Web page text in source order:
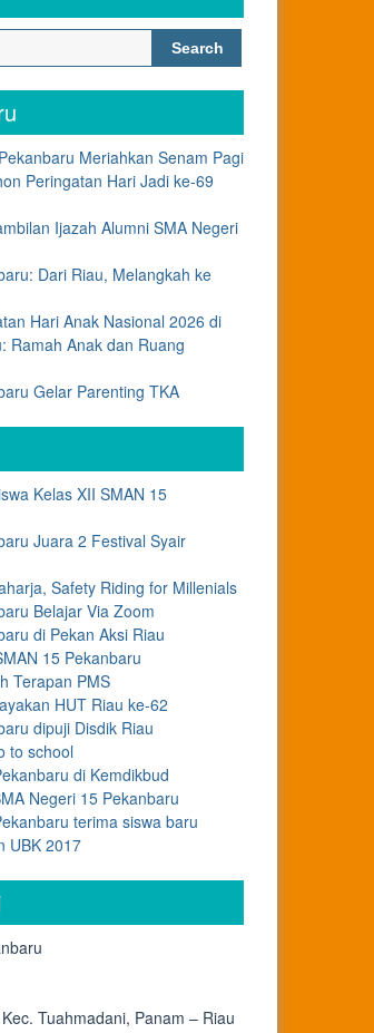
Search
for:
Meriahkan Senam Pagi
Peringatan Hari Jadi ke-69
Ijazah Alumni SMA Negeri
Dari Riau, Melangkah ke
Hari Anak Nasional 2026 di
Ramah Anak dan Ruang
Gelar Parenting TKA
Kelas XII SMAN 15
Juara 2 Festival Syair
Safety Riding for Millenials
Belajar Via Zoom
di Pekan Aksi Riau
15 Pekanbaru
Terapan PMS
HUT Riau ke-62
dipuji Disdik Riau
to school
di Kemdikbud
Negeri 15 Pekanbaru
terima siswa baru
UBK 2017
Tuahmadani, Panam – Riau